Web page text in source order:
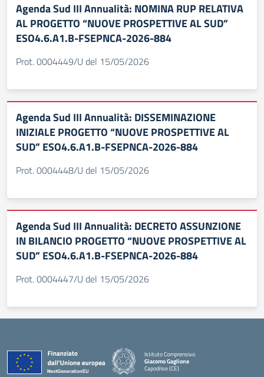
Agenda Sud III Annualità: NOMINA RUP RELATIVA
AL PROGETTO “NUOVE PROSPETTIVE AL SUD”
ESO4.6.A1.B-FSEPNCA-2026-884
Prot. 0004449/U del 15/05/2026
Agenda Sud III Annualità: DISSEMINAZIONE
INIZIALE PROGETTO “NUOVE PROSPETTIVE AL
SUD” ESO4.6.A1.B-FSEPNCA-2026-884
Prot. 0004448/U del 15/05/2026
Agenda Sud III Annualità: DECRETO ASSUNZIONE
IN BILANCIO PROGETTO “NUOVE PROSPETTIVE AL
SUD” ESO4.6.A1.B-FSEPNCA-2026-884
Prot. 0004447/U del 15/05/2026
Istituto Comprensivo
Giacomo Gaglione
Capodrise (CE)
— Visita la pagina iniziale della scuola